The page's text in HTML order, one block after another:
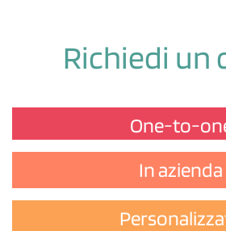
Richiedi un
One-to-
In azienda